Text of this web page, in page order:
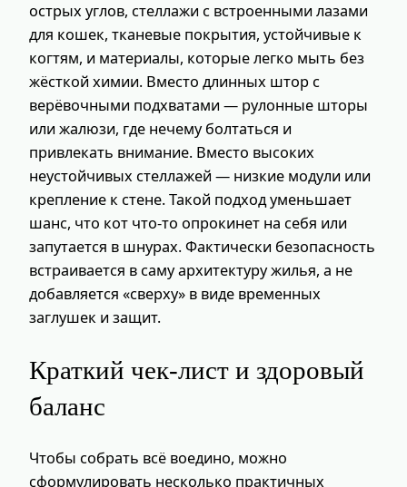
острых углов, стеллажи с встроенными лазами
для кошек, тканевые покрытия, устойчивые к
когтям, и материалы, которые легко мыть без
жёсткой химии. Вместо длинных штор с
верёвочными подхватами — рулонные шторы
или жалюзи, где нечему болтаться и
привлекать внимание. Вместо высоких
неустойчивых стеллажей — низкие модули или
крепление к стене. Такой подход уменьшает
шанс, что кот что-то опрокинет на себя или
запутается в шнурах. Фактически безопасность
встраивается в саму архитектуру жилья, а не
добавляется «сверху» в виде временных
заглушек и защит.
Краткий чек-лист и здоровый
баланс
Чтобы собрать всё воедино, можно
сформулировать несколько практичных